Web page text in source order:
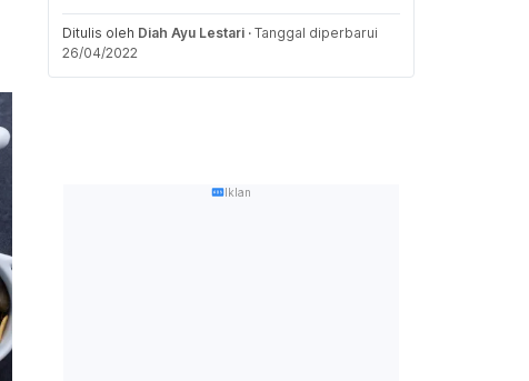
Ditulis oleh Diah Ayu Lestari · Tanggal diperbarui
26/04/2022
Iklan